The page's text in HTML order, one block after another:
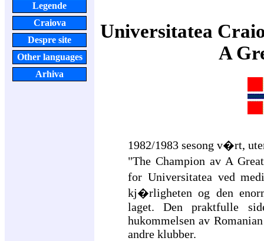
Legende
Craiova
Despre site
Other languages
Arhiva
Universitatea
A
1982/1983 sesong v�rt,
"The Champion av A
for Universitatea ved
kj�rligheten og den
laget. Den praktfulle
hukommelsen av
andre klubber.